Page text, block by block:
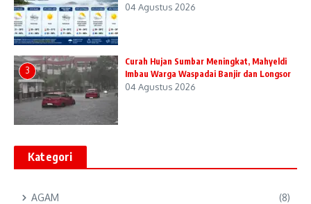
04 Agustus 2026
3
Curah Hujan Sumbar Meningkat, Mahyeldi
Imbau Warga Waspadai Banjir dan Longsor
04 Agustus 2026
Kategori
AGAM (8)